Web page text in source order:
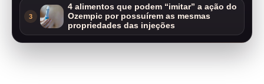
3
4 alimentos que podem “imitar” a ação do
Ozempic por possuírem as mesmas
propriedades das injeções